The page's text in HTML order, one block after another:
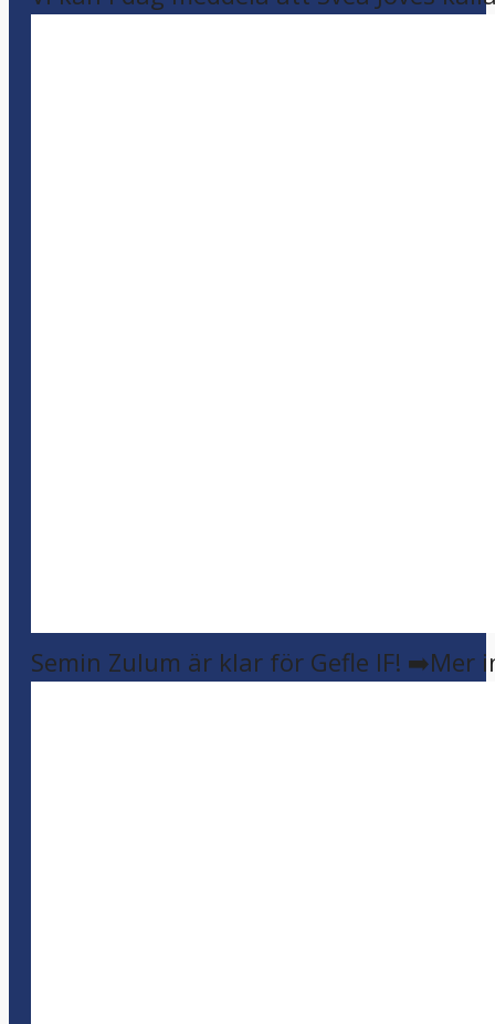
Semin Zulum är klar för Gefle IF! ➡️Mer